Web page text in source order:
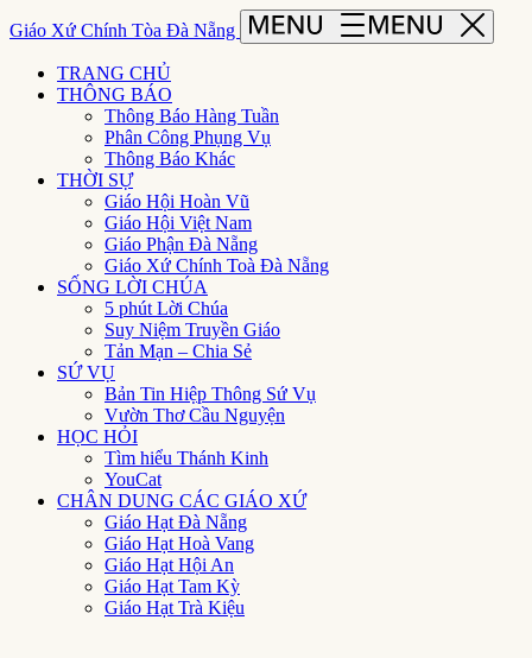
Giáo Xứ Chính Tòa Đà Nẵng
TRANG CHỦ
THÔNG BÁO
Thông Báo Hàng Tuần
Phân Công Phụng Vụ
Thông Báo Khác
THỜI SỰ
Giáo Hội Hoàn Vũ
Giáo Hội Việt Nam
Giáo Phận Đà Nẵng
Giáo Xứ Chính Toà Đà Nẵng
SỐNG LỜI CHÚA
5 phút Lời Chúa
Suy Niệm Truyền Giáo
Tản Mạn – Chia Sẻ
SỨ VỤ
Bản Tin Hiệp Thông Sứ Vụ
Vườn Thơ Cầu Nguyện
HỌC HỎI
Tìm hiểu Thánh Kinh
YouCat
CHÂN DUNG CÁC GIÁO XỨ
Giáo Hạt Đà Nẵng
Giáo Hạt Hoà Vang
Giáo Hạt Hội An
Giáo Hạt Tam Kỳ
Giáo Hạt Trà Kiệu